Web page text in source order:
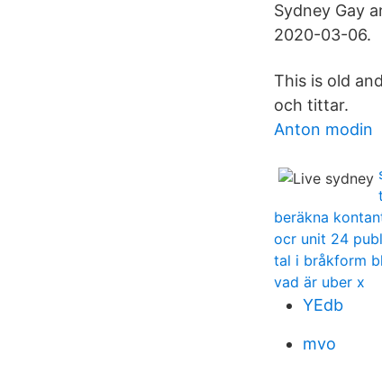
Sydney Gay
2020-03-06.
This is old
och tittar.
Anton modin
beräkna
ocr unit 24
tal i bråkform
vad är uber x
YEdb
mvo